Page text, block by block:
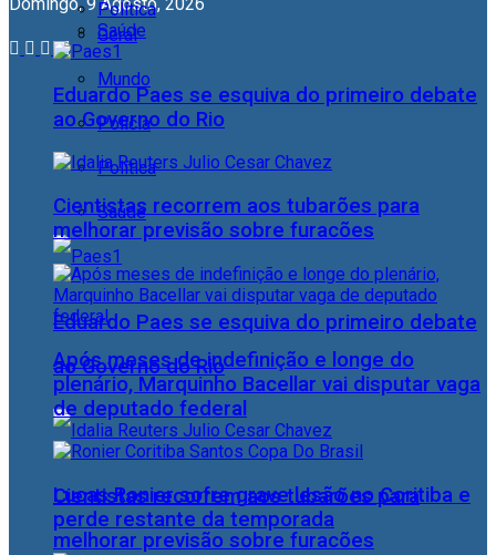
Geral
Mundo
Polícia
Política
Saúde
Eduardo Paes se esquiva do primeiro debate
ao Governo do Rio
Cientistas recorrem aos tubarões para
melhorar previsão sobre furacões
Política
Saúde
Eduardo Paes se esquiva do primeiro debate
ao Governo do Rio
Cientistas recorrem aos tubarões para
melhorar previsão sobre furacões
Após meses de indefinição e longe do
plenário, Marquinho Bacellar vai disputar vaga
de deputado federal
Lucas Ronier sofre grave lesão no Coritiba e
perde restante da temporada